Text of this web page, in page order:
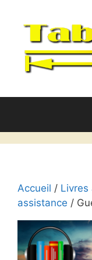
Accueil /
assistance /